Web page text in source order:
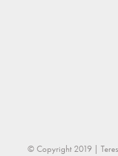
© Copyright 2019 |